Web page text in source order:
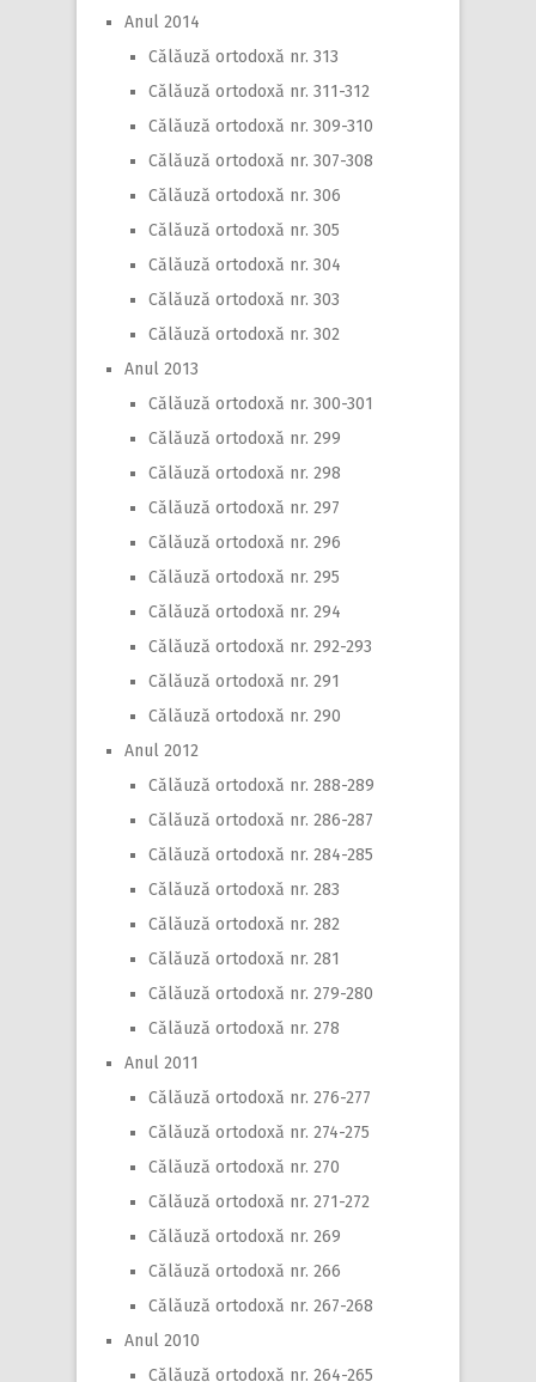
Anul 2014
Călăuză ortodoxă nr. 313
Călăuză ortodoxă nr. 311-312
Călăuză ortodoxă nr. 309-310
Călăuză ortodoxă nr. 307-308
Călăuză ortodoxă nr. 306
Călăuză ortodoxă nr. 305
Călăuză ortodoxă nr. 304
Călăuză ortodoxă nr. 303
Călăuză ortodoxă nr. 302
Anul 2013
Călăuză ortodoxă nr. 300-301
Călăuză ortodoxă nr. 299
Călăuză ortodoxă nr. 298
Călăuză ortodoxă nr. 297
Călăuză ortodoxă nr. 296
Călăuză ortodoxă nr. 295
Călăuză ortodoxă nr. 294
Călăuză ortodoxă nr. 292-293
Călăuză ortodoxă nr. 291
Călăuză ortodoxă nr. 290
Anul 2012
Călăuză ortodoxă nr. 288-289
Călăuză ortodoxă nr. 286-287
Călăuză ortodoxă nr. 284-285
Călăuză ortodoxă nr. 283
Călăuză ortodoxă nr. 282
Călăuză ortodoxă nr. 281
Călăuză ortodoxă nr. 279-280
Călăuză ortodoxă nr. 278
Anul 2011
Călăuză ortodoxă nr. 276-277
Călăuză ortodoxă nr. 274-275
Călăuză ortodoxă nr. 270
Călăuză ortodoxă nr. 271-272
Călăuză ortodoxă nr. 269
Călăuză ortodoxă nr. 266
Călăuză ortodoxă nr. 267-268
Anul 2010
Călăuză ortodoxă nr. 264-265